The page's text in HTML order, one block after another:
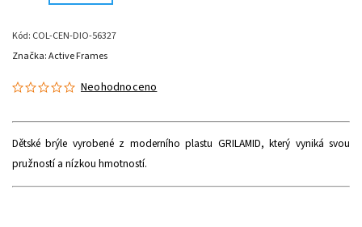
Kód: COL-CEN-DIO-56327
Neohodnoceno
Dětské brýle vyrobené z moderního plastu GRILAMID, který vyniká svou
pružností a nízkou hmotností.
Značka:Active Frames